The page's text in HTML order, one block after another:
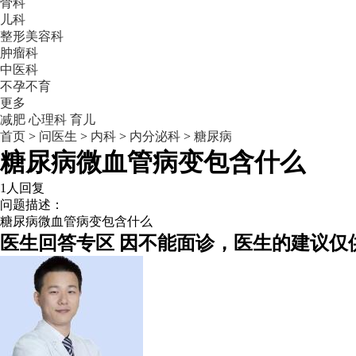
骨科
儿科
整形美容科
肿瘤科
中医科
不孕不育
更多
减肥 心理科 育儿
首页 > 问医生 > 内科 > 内分泌科 > 糖尿病
糖尿病微血管病变包含什么
1人回复
问题描述：
糖尿病微血管病变包含什么
医生回答专区 因不能面诊，医生的建议仅